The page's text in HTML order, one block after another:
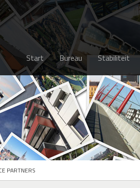
Start Bureau Stabiliteit
PARTNERS